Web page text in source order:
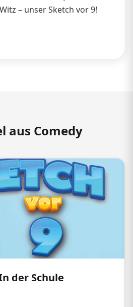
– unser Sketch vor 9!
aus Comedy
der Schule